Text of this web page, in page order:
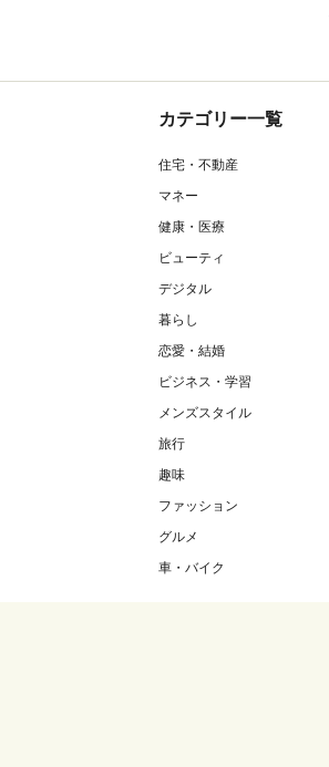
カテゴリー一覧
住宅・不動産
マネー
健康・医療
ビューティ
デジタル
暮らし
恋愛・結婚
ビジネス・学習
メンズスタイル
旅行
趣味
ファッション
グルメ
車・バイク